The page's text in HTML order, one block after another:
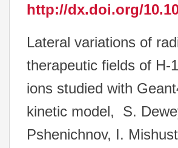
http://dx.doi.org/
Lateral variations of
therapeutic fields of H-
ions studied with
kinetic model, S.
Pshenichnov, I.